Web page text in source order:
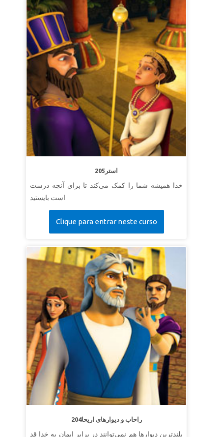
205استر
خدا همیشه شما را کمک می‌کند تا برای آنچه درست
است بایستید
Clique para entrar neste curso
204راحاب و دیوارهای اریحا
بلندترین دیوارها هم نمی‌توانند در برابر ایمان به خدا قد